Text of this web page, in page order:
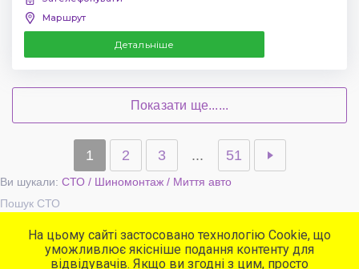
Маршрут
Детальніше
Показати ще......
1 2 3 ... 51
Ви шукали: СТО / Шиномонтаж / Миття авто
Пошук СТО
Популярні сервіси
СТО
На цьому сайті застосовано технологію Cookie, що
уможливлює якісніше подання контенту для
відвідувачів. Якщо ви згодні з цим, просто